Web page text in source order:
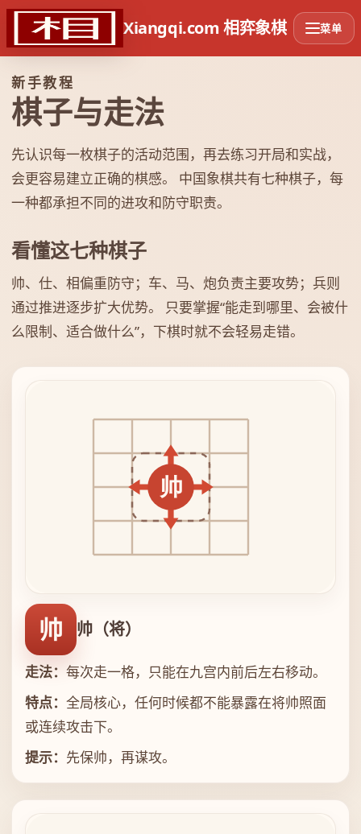
Xiangqi.com 相弈象棋 菜单
新手教程
棋子与走法
先认识每一枚棋子的活动范围，再去练习开局和实战，
会更容易建立正确的棋感。 中国象棋共有七种棋子，每
一种都承担不同的进攻和防守职责。
看懂这七种棋子
帅、仕、相偏重防守；车、马、炮负责主要攻势；兵则
通过推进逐步扩大优势。 只要掌握“能走到哪里、会被什
么限制、适合做什么”，下棋时就不会轻易走错。
帅 帅（将）
走法： 每次走一格，只能在九宫内前后左右移动。
特点： 全局核心，任何时候都不能暴露在将帅照面
或连续攻击下。
提示： 先保帅，再谋攻。